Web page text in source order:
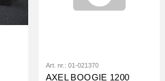
Art. nr.: 01-021370
AXEL BOOGIE 1200